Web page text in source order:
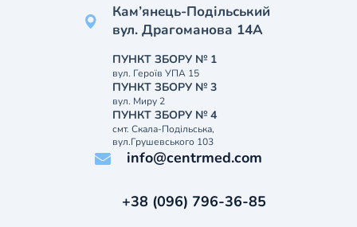
Кам’янець-Подільський
вул. Драгоманова 14А
ПУНКТ ЗБОРУ № 1
вул. Героїв УПА 15
ПУНКТ ЗБОРУ № 3
вул. Миру 2
ПУНКТ ЗБОРУ № 4
смт. Скала-Подільська,
вул.Грушевського 103
info@centrmed.com
+38 (096) 796-36-85